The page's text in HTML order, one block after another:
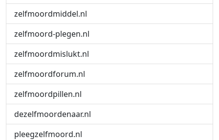
zelfmoordmiddel.nl
zelfmoord-plegen.nl
zelfmoordmislukt.nl
zelfmoordforum.nl
zelfmoordpillen.nl
dezelfmoordenaar.nl
pleegzelfmoord.nl